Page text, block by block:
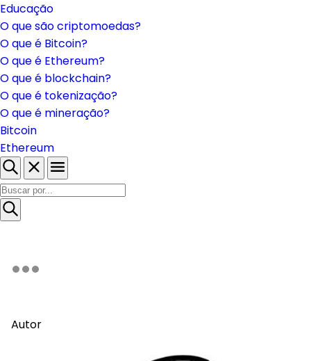
Educação
O que são criptomoedas?
O que é Bitcoin?
O que é Ethereum?
O que é blockchain?
O que é tokenização?
O que é mineração?
Bitcoin
Ethereum
Autor